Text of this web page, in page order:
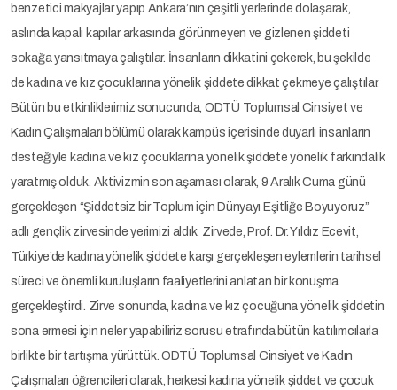
benzetici makyajlar yapıp Ankara’nın çeşitli yerlerinde dolaşarak,
aslında kapalı kapılar arkasında görünmeyen ve gizlenen şiddeti
sokağa yansıtmaya çalıştılar. İnsanların dikkatini çekerek, bu şekilde
de kadına ve kız çocuklarına yönelik şiddete dikkat çekmeye çalıştılar.
Bütün bu etkinliklerimiz sonucunda, ODTÜ Toplumsal Cinsiyet ve
Kadın Çalışmaları bölümü olarak kampüs içerisinde duyarlı insanların
desteğiyle kadına ve kız çocuklarına yönelik şiddete yönelik farkındalık
yaratmış olduk. Aktivizmin son aşaması olarak, 9 Aralık Cuma günü
gerçekleşen “Şiddetsiz bir Toplum için Dünyayı Eşitliğe Boyuyoruz”
adlı gençlik zirvesinde yerimizi aldık. Zirvede, Prof. Dr. Yıldız Ecevit,
Türkiye’de kadına yönelik şiddete karşı gerçekleşen eylemlerin tarihsel
süreci ve önemli kuruluşların faaliyetlerini anlatan bir konuşma
gerçekleştirdi. Zirve sonunda, kadına ve kız çocuğuna yönelik şiddetin
sona ermesi için neler yapabiliriz sorusu etrafında bütün katılımcılarla
birlikte bir tartışma yürüttük. ODTÜ Toplumsal Cinsiyet ve Kadın
Çalışmaları öğrencileri olarak, herkesi kadına yönelik şiddet ve çocuk